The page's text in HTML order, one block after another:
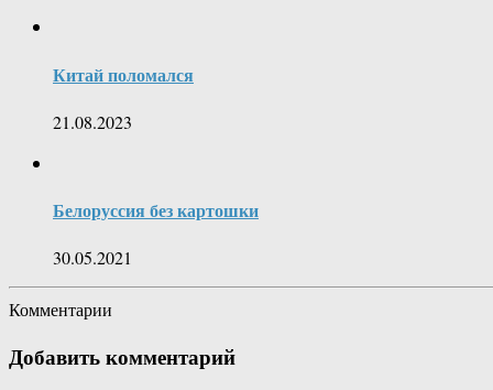
Китай поломался
21.08.2023
Белоруссия без картошки
30.05.2021
Комментарии
Добавить комментарий